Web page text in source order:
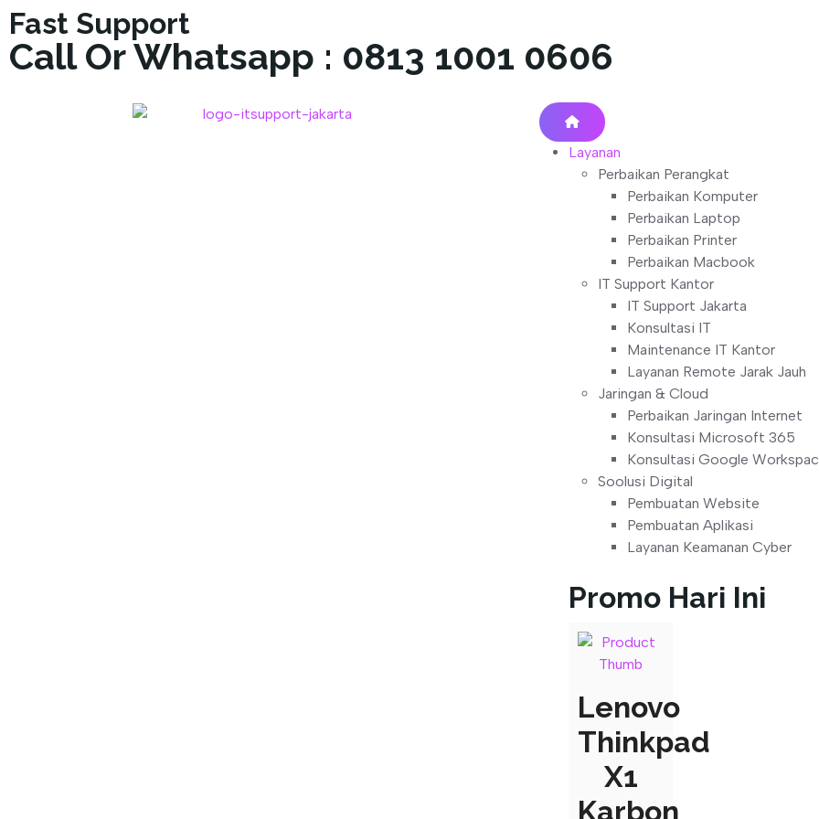
Fast Support
Call Or Whatsapp : 0813 1001 0606
Layanan
Perbaikan Perangkat
Perbaikan Komputer
Perbaikan Laptop
Perbaikan Printer
Perbaikan Macbook
IT Support Kantor
IT Support Jakarta
Konsultasi IT
Maintenance IT Kantor
Layanan Remote Jarak Jauh
Jaringan & Cloud
Perbaikan Jaringan Internet
Konsultasi Microsoft 365
Konsultasi Google
Soolusi Digital
Pembuatan Website
Pembuatan Aplikasi
Layanan Keamanan Cyber
Promo Hari Ini
Lenovo
Thinkpad
X1
Karbon